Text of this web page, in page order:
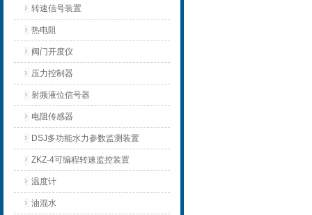
转速信号装置
热电阻
阀门开度仪
压力控制器
射频液位信号器
电阻传感器
DSJ多功能水力参数监测装置
ZKZ-4可编程转速监控装置
温度计
油混水